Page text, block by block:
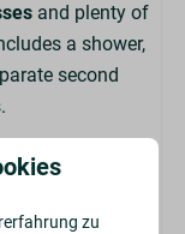
and plenty of
a shower,
second
zu